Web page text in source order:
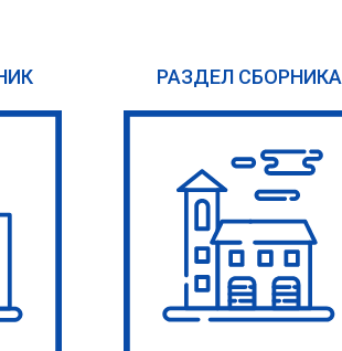
РАЗДЕЛ СБОРНИКА